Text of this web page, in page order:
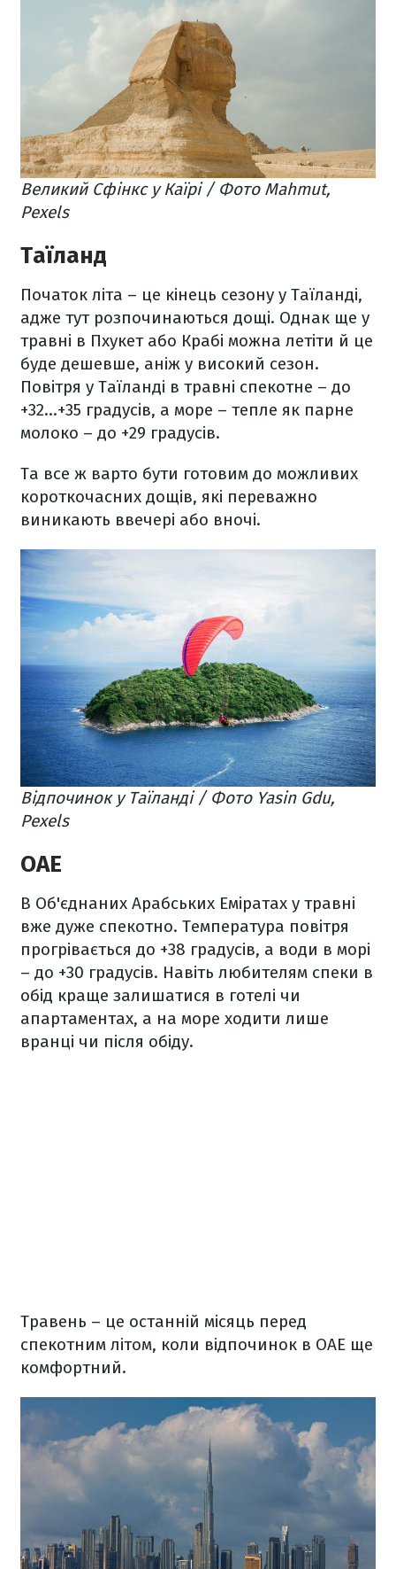
Великий Сфінкс у Каїрі / Фото Mahmut,
Pexels
Таїланд
Початок літа – це кінець сезону у Таїланді,
адже тут розпочинаються дощі. Однак ще у
травні в Пхукет або Крабі можна летіти й це
буде дешевше, аніж у високий сезон.
Повітря у Таїланді в травні спекотне – до
+32...+35 градусів, а море – тепле як парне
молоко – до +29 градусів.
Та все ж варто бути готовим до можливих
короткочасних дощів, які переважно
виникають ввечері або вночі.
Відпочинок у Таїланді / Фото Yasin Gdu,
Pexels
ОАЕ
В Об'єднаних Арабських Еміратах у травні
вже дуже спекотно. Температура повітря
прогрівається до +38 градусів, а води в морі
– до +30 градусів. Навіть любителям спеки в
обід краще залишатися в готелі чи
апартаментах, а на море ходити лише
вранці чи після обіду.
Травень – це останній місяць перед
спекотним літом, коли відпочинок в ОАЕ ще
комфортний.